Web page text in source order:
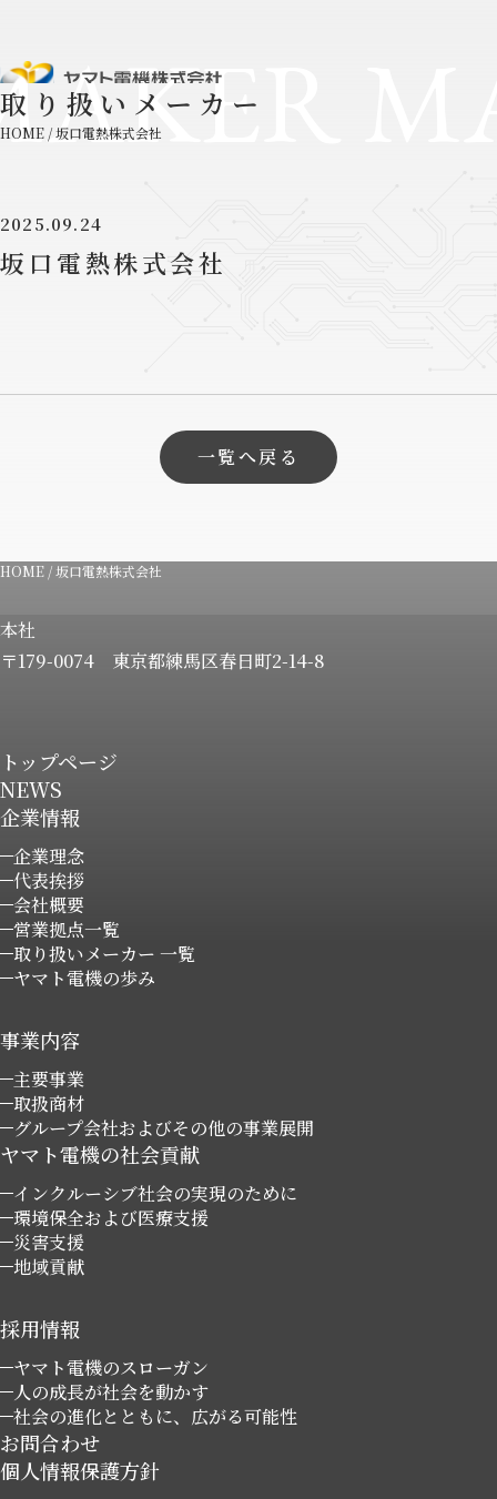
取り扱いメーカー
HOME /坂口電熱株式会社
2025.09.24
坂口電熱株式会社
一覧へ戻る
HOME /坂口電熱株式会社
本社
〒179-0074 東京都練馬区春日町2-14-8
トップページ
NEWS
企業情報
企業理念
代表挨拶
会社概要
営業拠点一覧
取り扱いメーカー 一覧
ヤマト電機の歩み
事業内容
主要事業
取扱商材
グループ会社およびその他の事業展開
ヤマト電機の社会貢献
インクルーシブ社会の実現のために
環境保全および医療支援
災害支援
地域貢献
採用情報
ヤマト電機のスローガン
人の成長が社会を動かす
社会の進化とともに、広がる可能性
お問合わせ
個人情報保護方針